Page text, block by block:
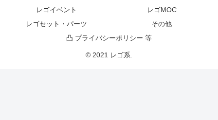
レゴイベント
レゴMOC
レゴセット・パーツ
その他
凸 プライバシーポリシー 等
© 2021 レゴ系.